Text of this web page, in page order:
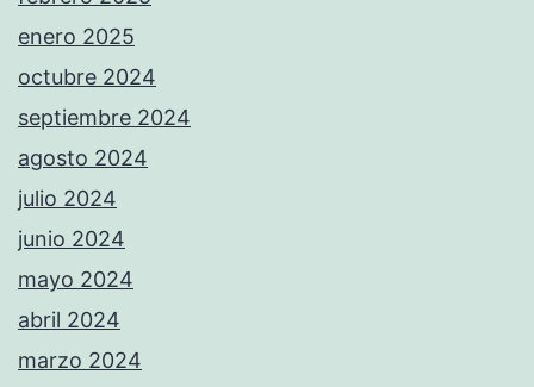
enero 2025
octubre 2024
septiembre 2024
agosto 2024
julio 2024
junio 2024
mayo 2024
abril 2024
marzo 2024